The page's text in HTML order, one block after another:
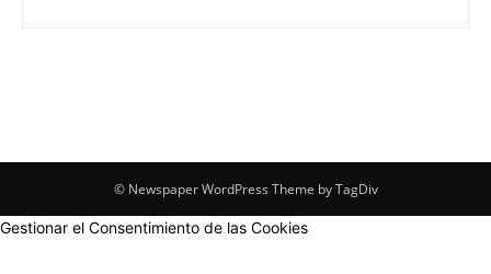
© Newspaper WordPress Theme by TagDiv
Gestionar el Consentimiento de las Cookies